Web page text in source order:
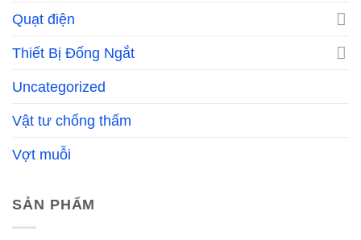
Quạt điện
Thiết Bị Đống Ngắt
Uncategorized
Vật tư chống thấm
Vợt muỗi
SẢN PHẨM